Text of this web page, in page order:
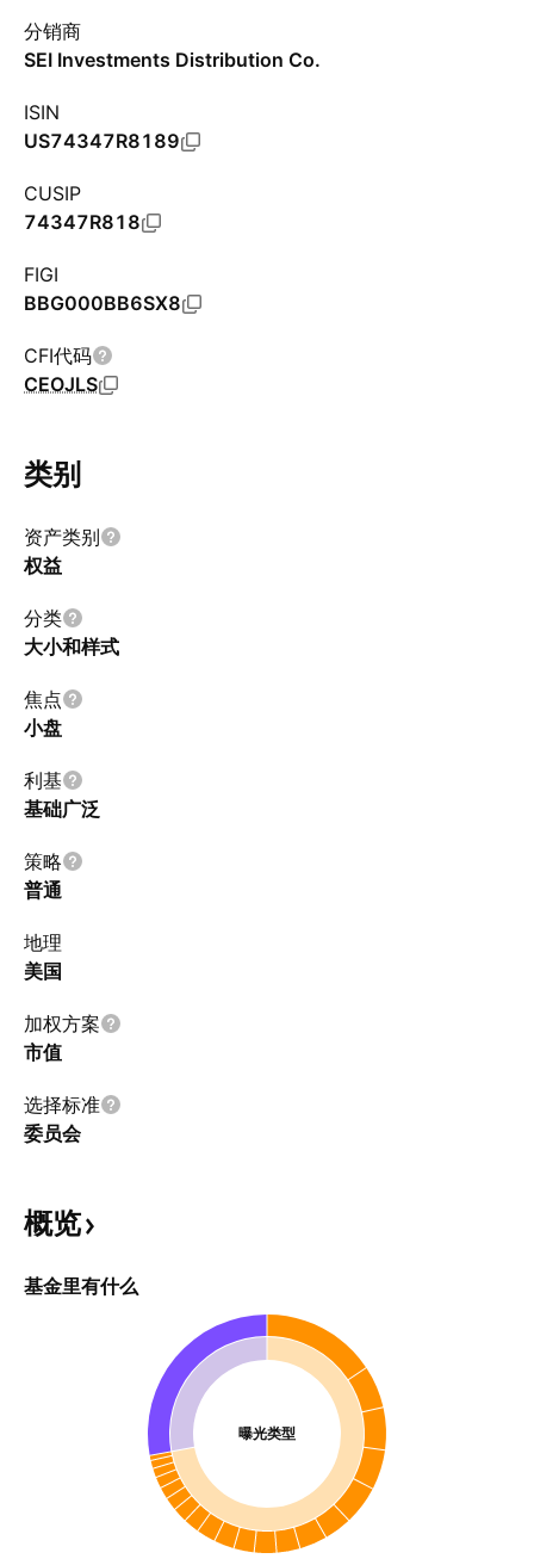
分销商
SEI Investments Distribution Co.
ISIN
US74347R8189
CUSIP
74347R818
FIGI
BBG000BB6SX8
CFI代码
CEOJLS
类别
资产类别
权益
分类
大小和样式
焦点
小盘
利基
基础广泛
策略
普通
地理
美国
加权方案
市值
选择标准
委员会
概览
基金里有什么
曝光类型